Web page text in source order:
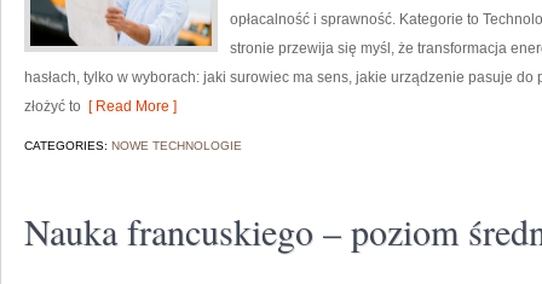
opłacalność i sprawność. Kategorie to
stronie przewija się myśl, że transformacja
hasłach, tylko w wyborach: jaki surowiec ma sens, jakie urządzenie pasuje
złożyć to [ Read More ]
CATEGORIES: NOWE TECHNOLOGIE
Nauka francuskiego – poziom